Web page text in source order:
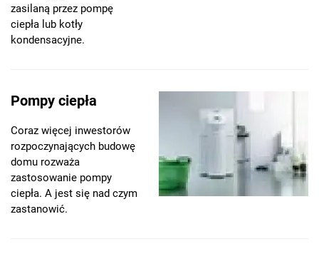
zasilaną przez pompę
ciepła lub kotły
kondensacyjne.
Pompy ciepła
Coraz więcej inwestorów
rozpoczynających budowę
domu rozważa
zastosowanie pompy
ciepła. A jest się nad czym
zastanowić.